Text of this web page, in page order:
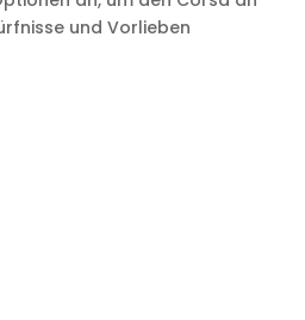
und Vorlieben